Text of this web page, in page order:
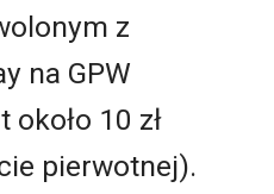
z
na GPW
10 zł
pierwotnej).